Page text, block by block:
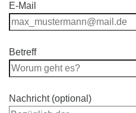
E-Mail
Betreff
Nachricht (optional)